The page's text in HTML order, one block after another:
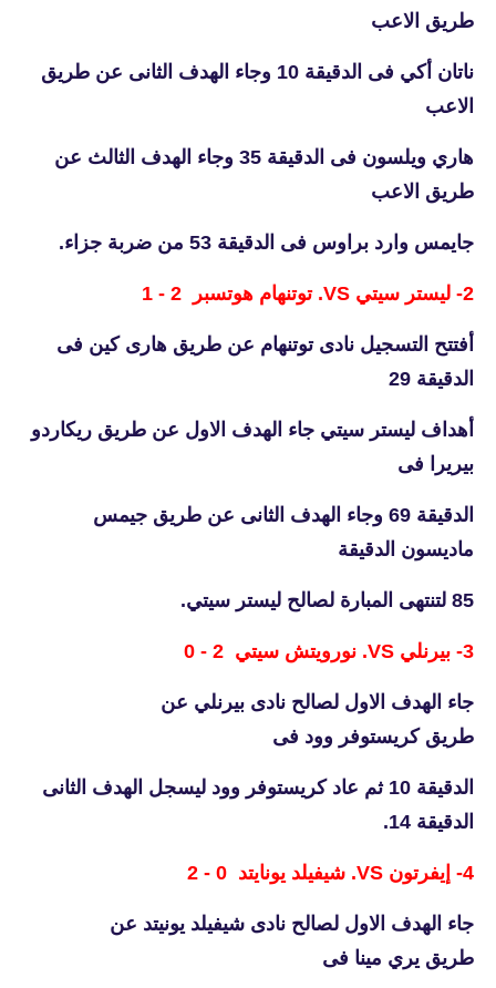
طريق الاعب
ناتان أكي فى الدقيقة 10 وجاء الهدف الثانى عن طريق
الاعب
هاري ويلسون فى الدقيقة 35 وجاء الهدف الثالث عن
طريق الاعب
جايمس وارد براوس فى الدقيقة 53 من ضربة جزاء.
2- ليستر سيتي VS. توتنهام هوتسبر 2 - 1
أفتتح التسجيل نادى توتنهام عن طريق هارى كين فى
الدقيقة 29
أهداف ليستر سيتي جاء الهدف الاول عن طريق ريكاردو
بيريرا فى
الدقيقة 69 وجاء الهدف الثانى عن طريق جيمس
ماديسون الدقيقة
85 لتنتهى المبارة لصالح ليستر سيتي.
3- بيرنلي VS. نورويتش سيتي 2 - 0
جاء الهدف الاول لصالح نادى بيرنلي عن
طريق كريستوفر وود فى
الدقيقة 10 ثم عاد كريستوفر وود ليسجل الهدف الثانى
الدقيقة 14.
4- إيفرتون VS. شيفيلد يونايتد 0 - 2
جاء الهدف الاول لصالح نادى شيفيلد يونيتد عن
طريق يري مينا فى